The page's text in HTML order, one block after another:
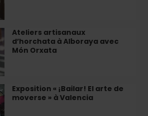
Ateliers artisanaux
d’horchata à Alboraya avec
Món Orxata
Exposition « ¡Bailar! El arte de
moverse » à Valencia